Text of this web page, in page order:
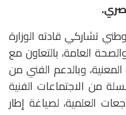
تشاركي قادته الوزارة
العامة، بالتعاون مع
المعنية، وبالدعم الفني من
من الاجتماعات الفنية
العلمية، لصياغة إطار